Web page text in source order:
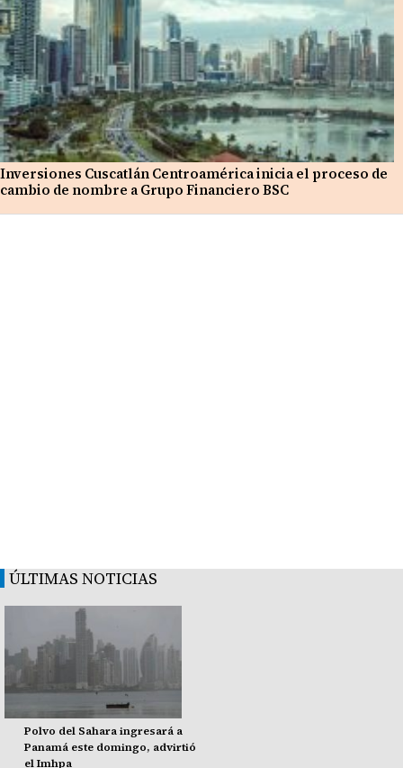
Inversiones Cuscatlán Centroamérica inicia el proceso de
cambio de nombre a Grupo Financiero BSC
ÚLTIMAS NOTICIAS
Polvo del Sahara ingresará a
Panamá este domingo, advirtió
el Imhpa